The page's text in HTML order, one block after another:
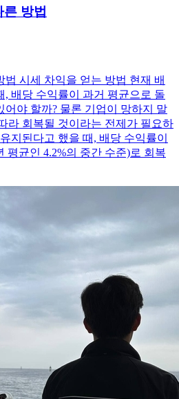
방법
시세 차익을 얻는 방법 현재 배
, 배당 수익률이 과거 평균으로 돌
어야 할까? 물론 기업이 망하지 말
라 회복될 것이라는 전제가 필요하
지된다고 했을 때, 배당 수익률이
평균인 4.2%의 중간 수준)로 회복